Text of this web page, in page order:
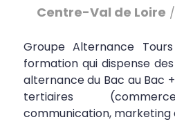
Centre-Val de Loire /
Groupe Alternance
formation qui dispense
alternance du Bac au Bac
tertiaires
communication, marketing